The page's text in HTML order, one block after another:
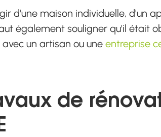
d'une maison individuelle, d'un
également souligner qu'il était
un artisan ou une entreprise
de